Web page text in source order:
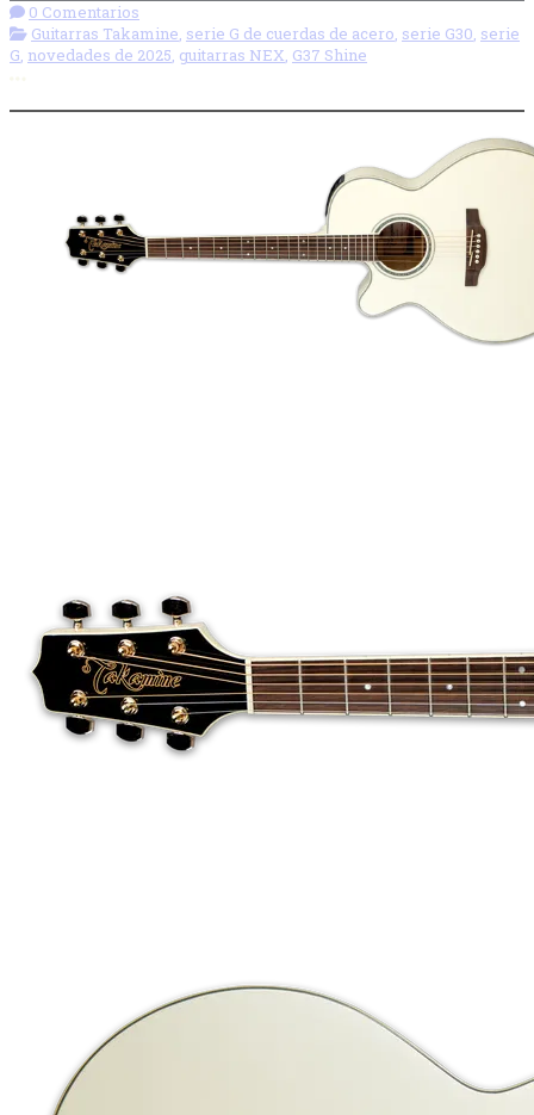
0 Comentarios
Guitarras Takamine, serie G de cuerdas de acero, serie G30, serie
G, novedades de 2025, guitarras NEX, G37 Shine